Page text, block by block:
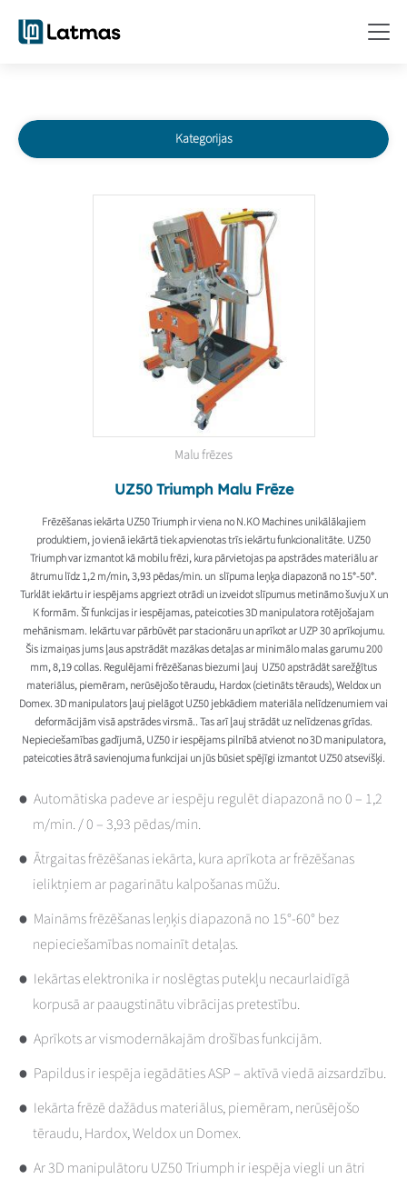
Kategorijas
Malu frēzes
UZ50 Triumph Malu Frēze
Frēzēšanas iekārta UZ50 Triumph ir viena no N.KO Machines unikālākajiem
produktiem, jo vienā iekārtā tiek apvienotas trīs iekārtu funkcionalitāte. UZ50
Triumph var izmantot kā mobilu frēzi, kura pārvietojas pa apstrādes materiālu ar
ātrumu līdz 1,2 m/min, 3,93 pēdas/min. un slīpuma leņķa diapazonā no 15°-50°.
Turklāt iekārtu ir iespējams apgriezt otrādi un izveidot slīpumus metināmo šuvju X un
K formām. Šī funkcijas ir iespējamas, pateicoties 3D manipulatora rotējošajam
mehānismam. Iekārtu var pārbūvēt par stacionāru un aprīkot ar UZP 30 aprīkojumu.
Šis izmaiņas jums ļaus apstrādāt mazākas detaļas ar minimālo malas garumu 200
mm, 8,19 collas. Regulējami frēzēšanas biezumi ļauj UZ50 apstrādāt sarežģītus
materiālus, piemēram, nerūsējošo tēraudu, Hardox (cietināts tērauds), Weldox un
Domex. 3D manipulators ļauj pielāgot UZ50 jebkādiem materiāla nelīdzenumiem vai
deformācijām visā apstrādes virsmā.. Tas arī ļauj strādāt uz nelīdzenas grīdas.
Nepieciešamības gadījumā, UZ50 ir iespējams pilnībā atvienot no 3D manipulatora,
pateicoties ātrā savienojuma funkcijai un jūs būsiet spējīgi izmantot UZ50 atsevišķi.
Automātiska padeve ar iespēju regulēt diapazonā no 0 – 1,2
m/min. / 0 – 3,93 pēdas/min.
Ātrgaitas frēzēšanas iekārta, kura aprīkota ar frēzēšanas
ieliktņiem ar pagarinātu kalpošanas mūžu.
Maināms frēzēšanas leņķis diapazonā no 15°-60° bez
nepieciešamības nomainīt detaļas.
Iekārtas elektronika ir noslēgtas putekļu necaurlaidīgā
korpusā ar paaugstinātu vibrācijas pretestību.
Aprīkots ar vismodernākajām drošības funkcijām.
Papildus ir iespēja iegādāties ASP – aktīvā viedā aizsardzību.
Iekārta frēzē dažādus materiālus, piemēram, nerūsējošo
tēraudu, Hardox, Weldox un Domex.
Ar 3D manipulātoru UZ50 Triumph ir iespēja viegli un ātri